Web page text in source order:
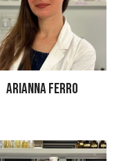
ARIANNA FERRO